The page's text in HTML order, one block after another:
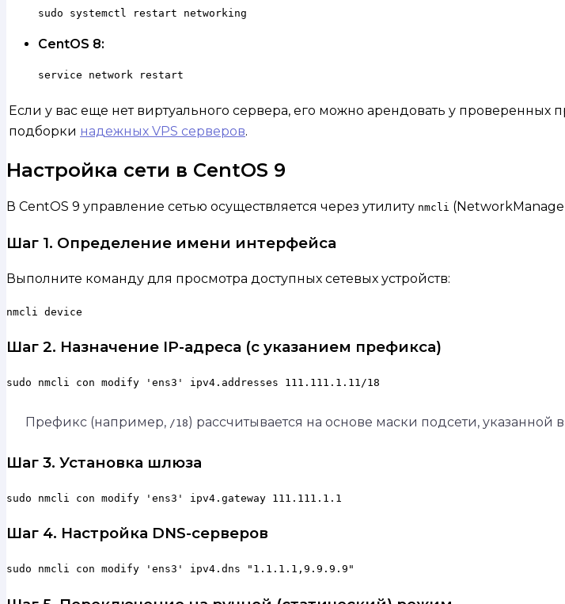
sudo systemctl restart networking
CentOS 8:
service network restart
Если у вас еще нет виртуального сервера, его можно арендовать у проверенных
подборки надежных VPS серверов.
Настройка сети в CentOS 9
В CentOS 9 управление сетью осуществляется через утилиту nmcli
Шаг 1. Определение имени интерфейса
Выполните команду для просмотра доступных сетевых устройств:
nmcli device
Шаг 2. Назначение IP-адреса (с указанием префикса)
sudo nmcli con modify 'ens3' ipv4.addresses 111.111.1.11/18
Префикс (например, /18) рассчитывается на основе маски подсети, указанной
Шаг 3. Установка шлюза
sudo nmcli con modify 'ens3' ipv4.gateway 111.111.1.1
Шаг 4. Настройка DNS-серверов
sudo nmcli con modify 'ens3' ipv4.dns "1.1.1.1,9.9.9.9"